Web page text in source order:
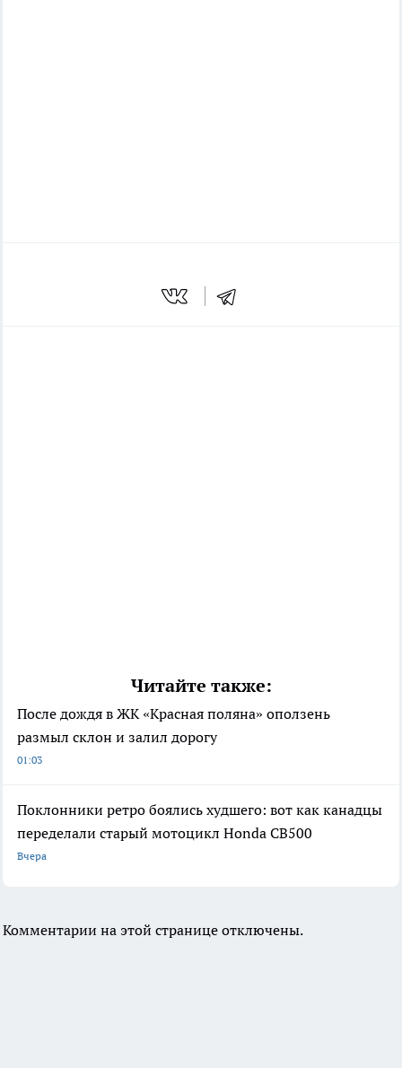
Читайте также:
После дождя в ЖК «Красная поляна» оползень
размыл склон и залил дорогу
01:03
Поклонники ретро боялись худшего: вот как канадцы
переделали старый мотоцикл Honda CB500
Вчера
Комментарии на этой странице отключены.